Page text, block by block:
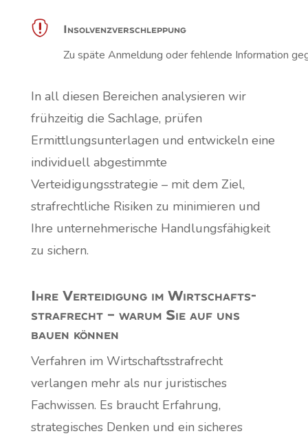
 Insolvenzverschleppung
Zu späte Anmeldung oder fehlende Information
In all diesen Bereichen analysieren wir
frühzeitig die Sachlage, prüfen
Ermittlungsunterlagen und entwickeln eine
individuell abgestimmte
Verteidigungsstrategie – mit dem Ziel,
strafrechtliche Risiken zu minimieren und
Ihre unternehmerische Handlungsfähigkeit
zu sichern.
Ihre Verteidigung im Wirtschafts­
strafrecht – warum Sie auf uns
bauen können
Verfahren im Wirtschaftsstrafrecht
verlangen mehr als nur juristisches
Fachwissen. Es braucht Erfahrung,
strategisches Denken und ein sicheres